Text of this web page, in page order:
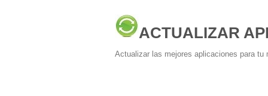
ACTUALIZAR
Actualizar las mejores aplicaciones para tu